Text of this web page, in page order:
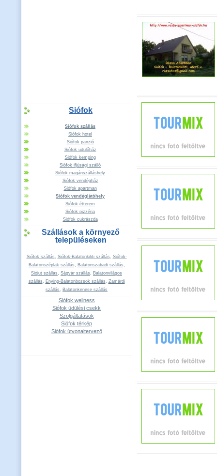
Siófok
Siófok szállás
Siófok hotel
Siófok panzió
Siófok üdülőház
Siófok kemping
Siófok ifjúsági szálló
Siófok magánszálláshely
Siófok vendégház
Siófok apartman
Siófok vendéglátóhely
Siófok étterem
Siófok pizzéria
Siófok cukrászda
Szállások a környező
településeken
Siófok szállás, Siófok-Balatonkiliti szállás, Siófok-
Balatonszéplak szállás, Balatonszabadi szállás,
Siójut szállás, Ságvár szállás, Balatonvilágos
szállás, Enying-Balatonbozsok szállás, Zamárdi
szállás, Balatonkenese szállás
Siófok wellness
Siófok üdülési csekk
Szolgáltatások
Siófok térkép
Siófok útvonaltervező